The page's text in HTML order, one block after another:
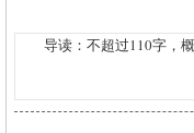
导读：不超过110字，概